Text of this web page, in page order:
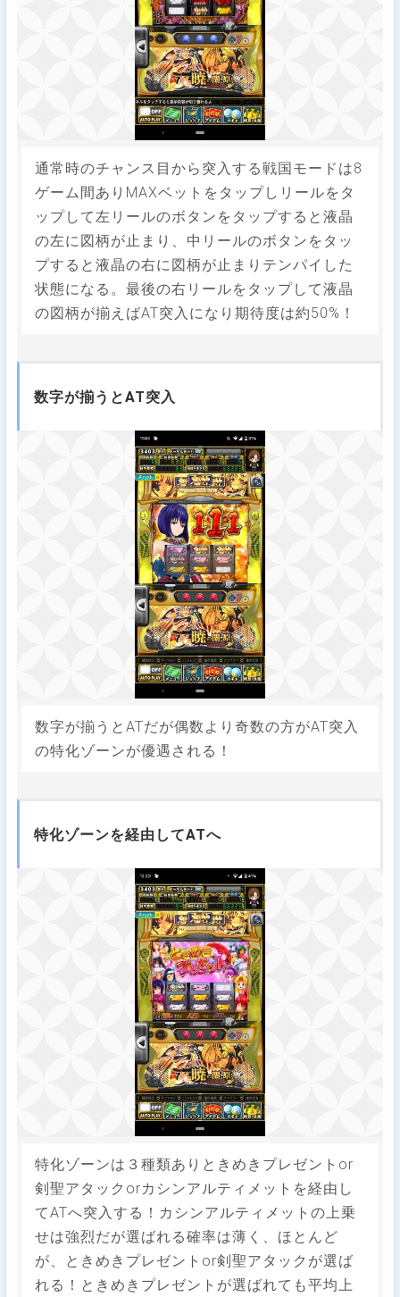
通常時のチャンス目から突入する戦国モードは8
ゲーム間ありMAXベットをタップしリールをタ
ップして左リールのボタンをタップすると液晶
の左に図柄が止まり、中リールのボタンをタッ
プすると液晶の右に図柄が止まりテンパイした
状態になる。最後の右リールをタップして液晶
の図柄が揃えばAT突入になり期待度は約50%！
数字が揃うとAT突入
数字が揃うとATだが偶数より奇数の方がAT突入
の特化ゾーンが優遇される！
特化ゾーンを経由してATへ
特化ゾーンは３種類ありときめきプレゼントor
剣聖アタックorカシンアルティメットを経由し
てATへ突入する！カシンアルティメットの上乗
せは強烈だが選ばれる確率は薄く、ほとんど
が、ときめきプレゼントor剣聖アタックが選ば
れる！ときめきプレゼントが選ばれても平均上